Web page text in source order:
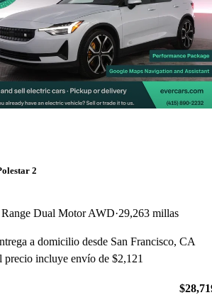
2
Dual Motor AWD 29,263 millas
a domicilio desde San Francisco, CA
precio incluye envío de $2,121